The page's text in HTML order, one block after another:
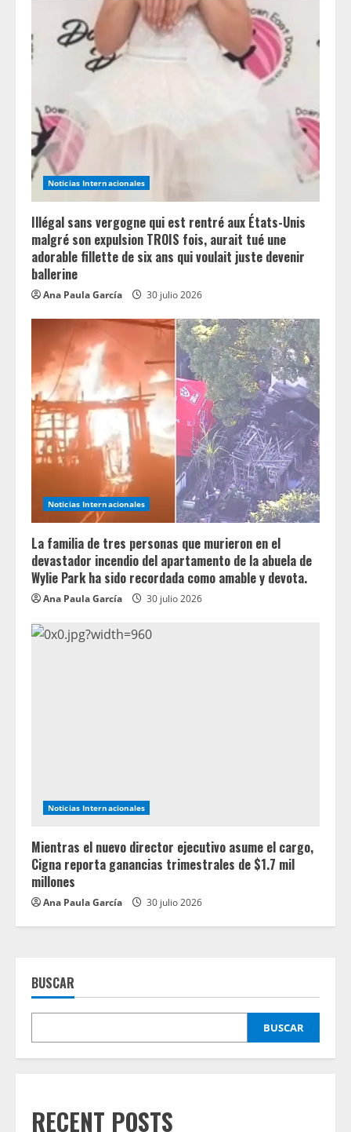
d
i
n
g
Noticias Internacionales
Illégal sans vergogne qui est rentré aux États-Unis
malgré son expulsion TROIS fois, aurait tué une
adorable fillette de six ans qui voulait juste devenir
ballerine
Ana Paula García 30 julio 2026
Noticias Internacionales
La familia de tres personas que murieron en el
devastador incendio del apartamento de la abuela de
Wylie Park ha sido recordada como amable y devota.
Ana Paula García 30 julio 2026
Noticias Internacionales
Mientras el nuevo director ejecutivo asume el cargo,
Cigna reporta ganancias trimestrales de $1.7 mil
millones
Ana Paula García 30 julio 2026
BUSCAR
BUSCAR
RECENT POSTS